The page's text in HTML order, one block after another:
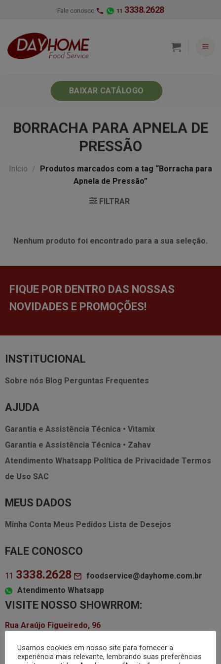
Fale conosco 11 3338.2628
BAIXAR CATÁLOGO
BORRACHA PARA APNELA DE
PRESSÃO
Início /
Produtos marcados com a tag “Borracha para
Apnela de Pressão”
FILTRAR
Nenhum produto foi encontrado para a sua seleção.
FIQUE POR DENTRO DAS NOSSAS
NOVIDADES E PROMOÇÕES!
INSTITUCIONAL
Sobre nós Blog Perguntas Frequentes
AJUDA
Garantia e Assistência Técnica • Vitamix
Garantia e Assistência Técnica • Zahav
Atendimento Whatsapp Política de Privacidade Termos
de Uso SAC
MEUS DADOS
Minha Conta Meus Pedidos Lista de Desejos
FALE CONOSCO
11 3338.2628
foodservice@dayhome.com.br
Atendimento Whatsapp
VISITE NOSSO SHOWRROM:
Rua Araújo Figueiredo, 96
Segunda a quinta-feira das 8h às 18hSexta-feira
das8h às 17h
Usamos cookies em nosso site para fornecer a
experiência mais relevante, lembrando suas preferências